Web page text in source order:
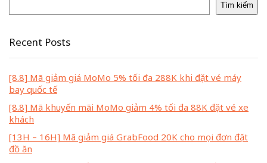
Tìm kiếm
Recent Posts
[8.8] Mã giảm giá MoMo 5% tối đa 288K khi đặt vé máy
bay quốc tế
[8.8] Mã khuyến mãi MoMo giảm 4% tối đa 88K đặt vé xe
khách
[13H – 16H] Mã giảm giá GrabFood 20K cho mọi đơn đặt
đồ ăn